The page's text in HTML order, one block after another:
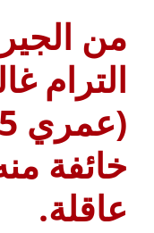
من
الترام
خائفة
عاقلة.